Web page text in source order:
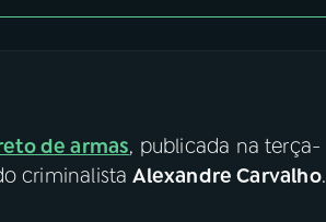
de armas, publicada na terça-
criminalistaAlexandre Carvalho.